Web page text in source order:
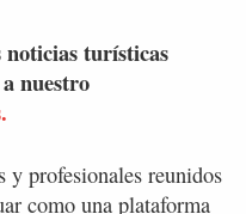
turísticas
nuestro
y profesionales reunidos
como una plataforma